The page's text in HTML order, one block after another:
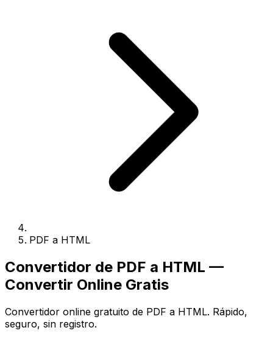
PDF a HTML
Convertidor de PDF a HTML —
Convertir Online Gratis
Convertidor online gratuito de PDF a HTML. Rápido,
seguro, sin registro.